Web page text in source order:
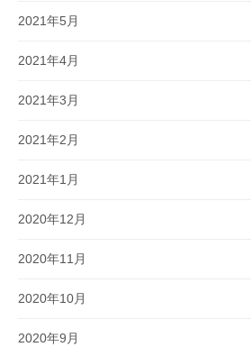
2021年5月
2021年4月
2021年3月
2021年2月
2021年1月
2020年12月
2020年11月
2020年10月
2020年9月